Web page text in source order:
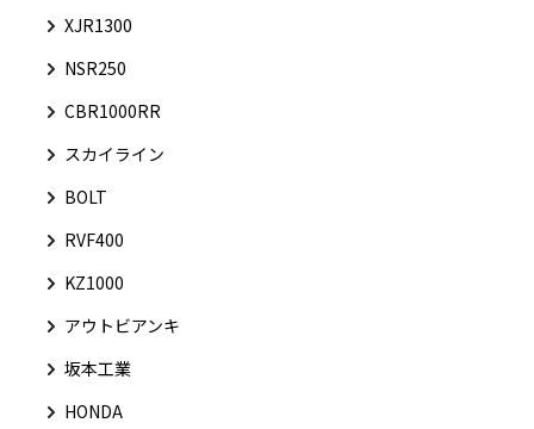
XJR1300
NSR250
CBR1000RR
スカイライン
BOLT
RVF400
KZ1000
アウトビアンキ
坂本工業
HONDA